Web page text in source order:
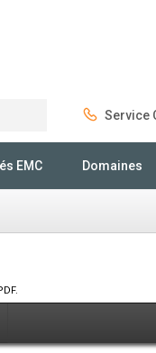
Service
EMC Domaines